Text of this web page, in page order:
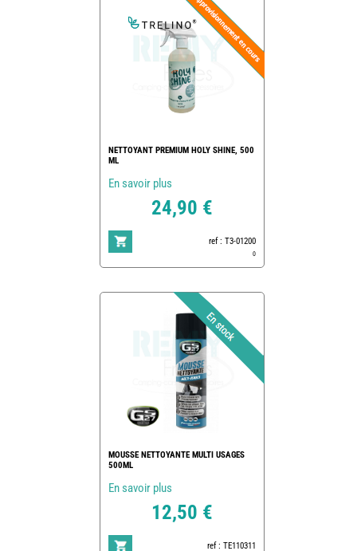
NETTOYANT PREMIUM HOLY SHINE, 500
ML
En savoir plus
24,90 €
ref : T3-01200
0
MOUSSE NETTOYANTE MULTI USAGES
500ML
En savoir plus
12,50 €
ref : TE110311